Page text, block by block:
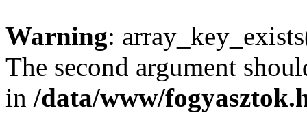
Warning:
The second argument
in /data/www/